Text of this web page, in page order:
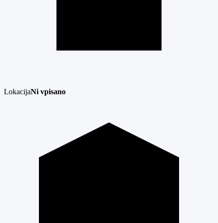
LokacijaNi vpisano